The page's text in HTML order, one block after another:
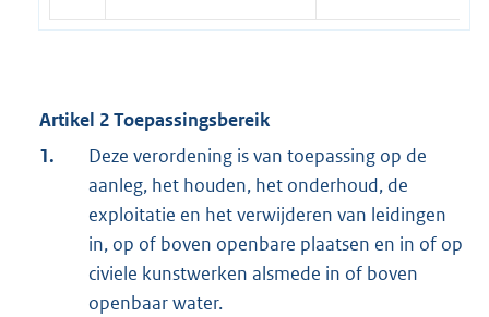
Artikel 2 Toepassingsbereik
1.
Deze verordening is van toepassing op de
aanleg, het houden, het onderhoud, de
exploitatie en het verwijderen van leidingen
in, op of boven openbare plaatsen en in of op
civiele kunstwerken alsmede in of boven
openbaar water.